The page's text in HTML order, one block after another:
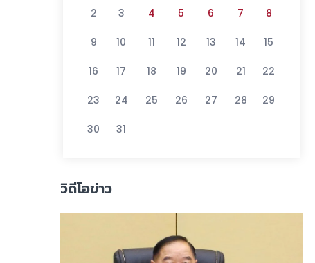
2 3 4 5 6 7 8
9 10 11 12 13 14 15
16 17 18 19 20 21 22
23 24 25 26 27 28 29
30 31
วิดีโอข่าว